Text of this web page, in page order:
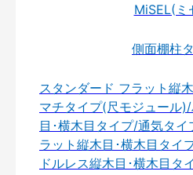
MiSEL(ミ
側面棚柱
スタンダード フラット縦
マチタイプ(尺モジュール
目･横木目タイプ/通気タ
ラット縦木目･横木目タイ
ドルレス縦木目･横木目タ